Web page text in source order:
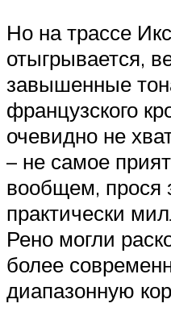
Но на трассе
отыгрывается,
завышенные
французского
очевидно не
– не самое
вообщем, прося
практически
Рено могли
более
диапазонную